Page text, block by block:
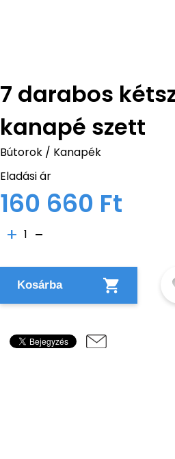
7 darabos
kanapé szett
Bútorok/ Kanapék
Eladási ár
160 660 Ft
1
Kosárba